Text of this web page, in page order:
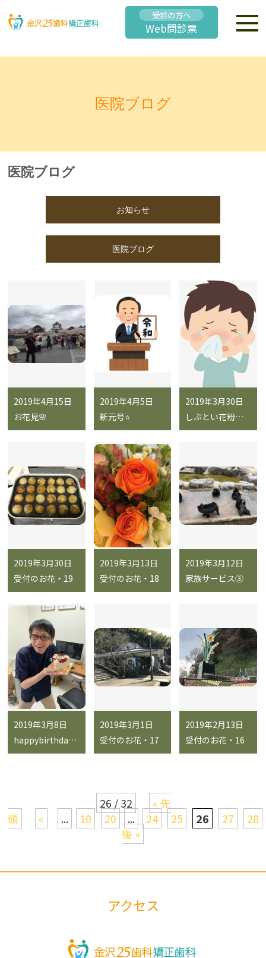
受診の方へ
Web問診票
医院ブログ
医院ブログ
お知らせ
医院ブログ
2019年4月15日
お花見🌸
2019年4月5日
新元号⭐️
2019年3月30日
しぶとい花粉症🤧
2019年3月30日
受付のお花・19
2019年3月13日
受付のお花・18
2019年3月12日
家族サービス③
2019年3月8日
happybirthday🎂
2019年3月1日
受付のお花・17
2019年2月13日
受付のお花・16
26 / 32
« 先
頭
« ... 10 20 ... 24 25 26 27
28
後 »
アクセス